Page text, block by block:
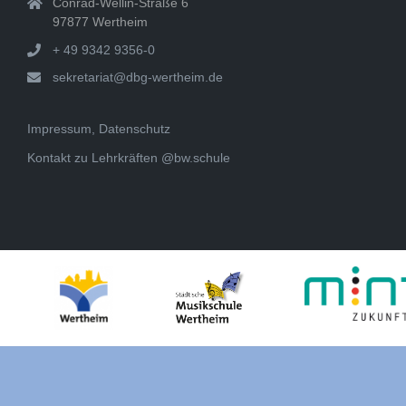
97877 Wertheim
+ 49 9342 9356-0
sekretariat@dbg-wertheim.de
Impressum, Datenschutz
Kontakt zu Lehrkräften @bw.schule